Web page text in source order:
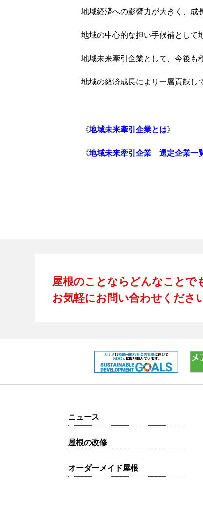
地域経済への影響力が大きく、成
地域の中心的な担い手候補として
地域未来牽引企業として、今後も
地域の経済成長により一層貢献し
《地域未来牽引企業とは》
《地域未来牽引企業 選定企業一
屋根のことならどんなことで
お気軽にお問い合わせくださ
ニュース
屋根の改修
オーダーメイド屋根